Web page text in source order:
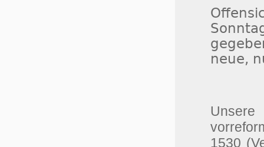
neue,
1530